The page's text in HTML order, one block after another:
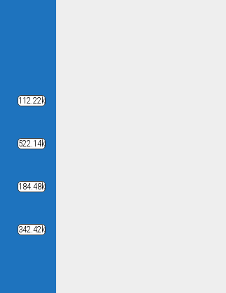
112.22k
522.14k
184.48k
342.42k